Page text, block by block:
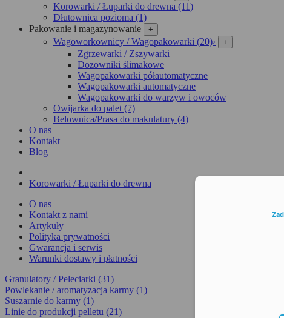
Korowarki / Łuparki do drewna (11)
Dłutownica pozioma (1)
Pakowanie i magazynowanie
+
Wagoworkownicy / Wagopakowarki (20)› +
Zgrzewarki / Zszywarki
Dozowniki ślimakowe
Wagopakowarki półautomatyczne
Wagopakowarki automatyczne
Wagopakowarki do warzyw i owoców
Owijarka do palet (7)
Belownica/Prasa do makulatury (4)
O nas
Kontakt
Blog
Korowarki / Łuparki do drewna
O nas
Kontakt z nami
Artykuły
Polityka prywatności
Gwarancja i serwis
Warunki dostawy i płatności
Granulatory / Peleciarki (31)
Powlekanie / aromatyzacja karmy (1)
Suszarnie do karmy (1)
Linie do produkcji pelletu (21)